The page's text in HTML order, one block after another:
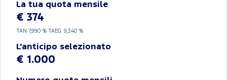
La tua quota mensile
€ 374
TAN 7,990 % TAEG. 9,340 %
L'anticipo selezionato
€ 1.000